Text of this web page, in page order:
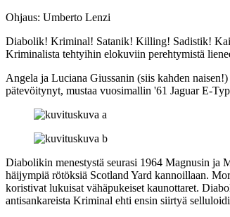
Ohjaus: Umberto Lenzi
Diabolik! Kriminal! Satanik! Killing! Sadistik!
Kriminalista tehtyihin elokuviin perehtymistä
Angela ja Luciana Giussanin (siis kahden
pätevöitynyt, mustaa vuosimallin '61 Jaguar
Diabolikin menestystä seurasi 1964 Magnusin ja
häijympiä rötöksiä Scotland Yard kannoillaan.
koristivat lukuisat vähäpukeiset kaunottaret.
antisankareista Kriminal ehti ensin siirtyä